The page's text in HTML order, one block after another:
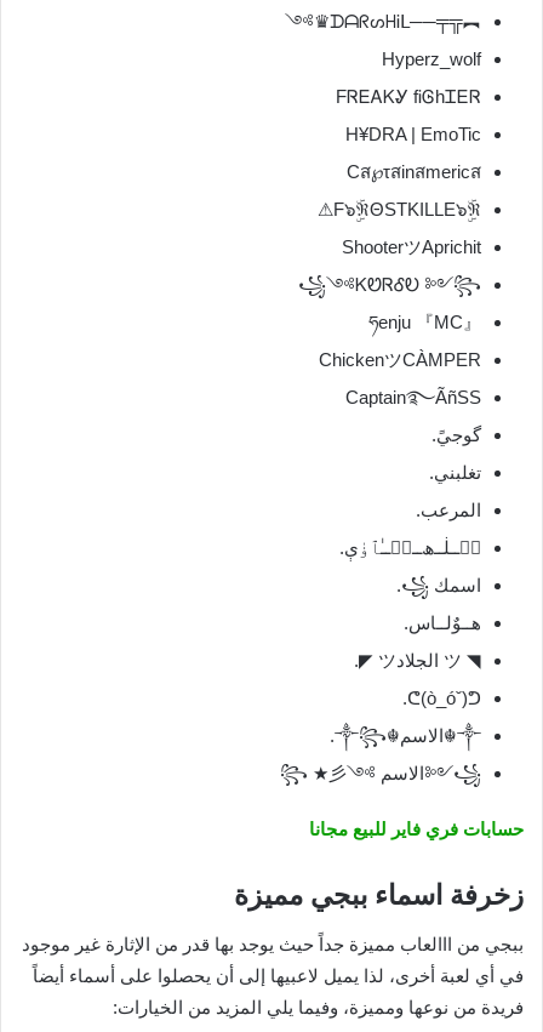
︻╦╤──ᗪᗩᖇᔕᕼᎥᒪ♛༻
Hyperz_wolf
FᏒᎬᎪᏦᎽ fᎥᎶhᏆᎬᏒ
H¥DRA | EmoTic
Cส℘τสinสmericส
F๖ۣۜℜΘSTKILLE๖ۣۜℜ⚠
ShooterツAprichit
꧁༺ᏦᏬᏒᎴᎧ ༻꧂
『MC』 ཧenju
ChickenツCÀMPER
Captain࿐ÃñSS
گوجيً.
تغلبني.
المرعب.
مۘــڶــﮪــمۘــٰٱ̍ۏې.
اسمك ꧁.
هــوٌلــاس.
◥ ツ الجلادツ ◤.
ᕦ(ò_óˇ)ᕤ.
༒☬الاسم☬༒꧂.
꧁༺الاسم ༻꧂ ★彡
حسابات فري فاير للبيع مجانا
زخرفة اسماء ببجي مميزة
ببجي من ااالعاب مميزة جداً حيث يوجد بها قدر من الإثارة غير موجود
في أي لعبة أخرى، لذا يميل لاعبيها إلى أن يحصلوا على أسماء أيضاً
فريدة من نوعها ومميزة، وفيما يلي المزيد من الخيارات: